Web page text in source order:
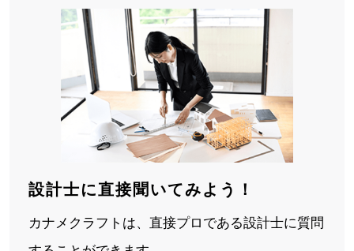
設計士に直接聞いてみよう！
カナメクラフトは、直接プロである設計士に質問